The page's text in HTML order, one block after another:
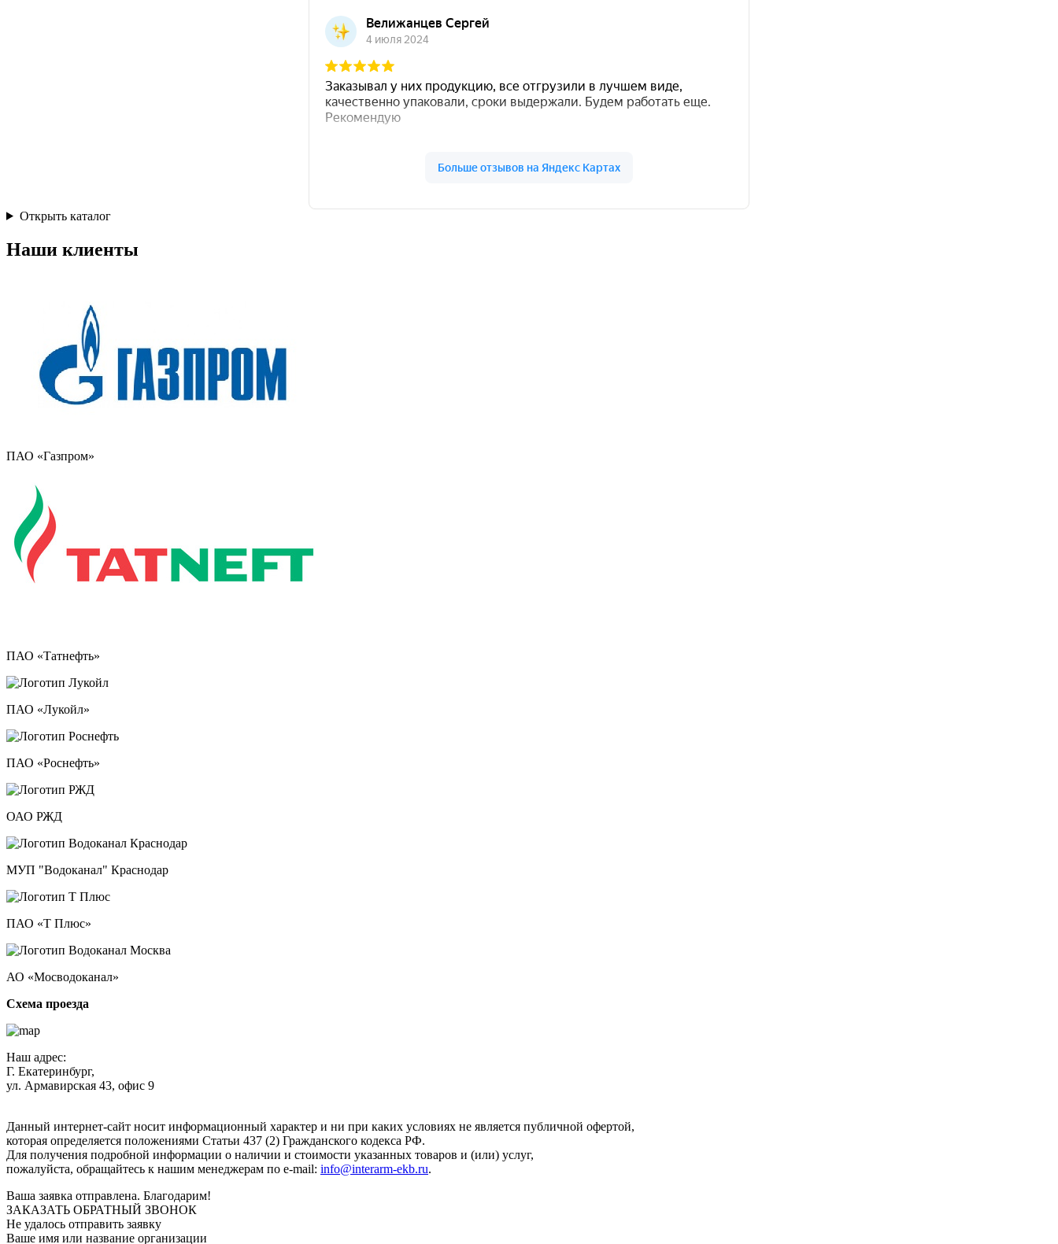
Открыть каталог
Наши клиенты
ПАО «Газпром»
ПАО «Татнефть»
ПАО «Лукойл»
ПАО «Роснефть»
ОАО РЖД
МУП "Водоканал" Краснодар
ПАО «Т Плюс»
АО «Мосводоканал»
Схема проезда
Наш адрес:
Г. Екатеринбург,
ул. Армавирская 43, офис 9
Данный интернет-сайт носит информационный характер и ни при каких условиях не является публичной офертой,
которая определяется положениями Статьи 437 (2) Гражданского кодекса РФ.
Для получения подробной информации о наличии и стоимости указанных товаров и (или) услуг,
пожалуйста, обращайтесь к нашим менеджерам по e-mail: info@interarm-ekb.ru.
Ваша заявка отправлена. Благодарим!
ЗАКАЗАТЬ ОБРАТНЫЙ ЗВОНОК
Не удалось отправить заявку
Ваше имя или название организации